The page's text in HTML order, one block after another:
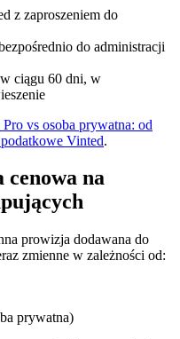
z zaproszeniem do
do administracji
ciągu 60 dni, w
vs osoba prywatna: od
Vinted.
na
prowizja dodawana do
zmienne w zależności od:
prywatna)